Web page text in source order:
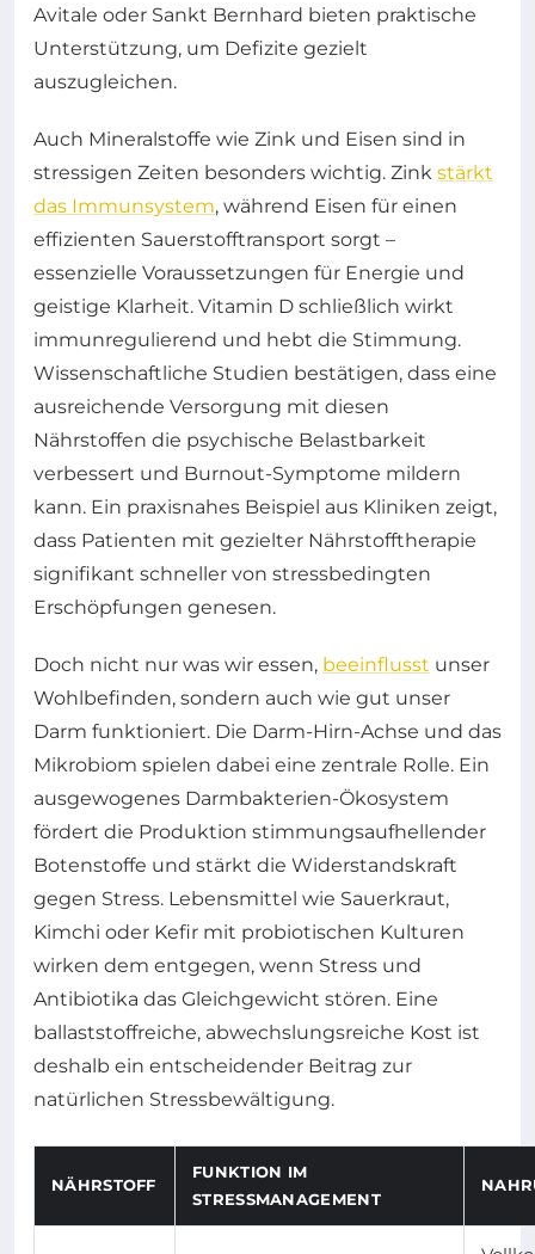
Avitale oder Sankt Bernhard bieten praktische
Unterstützung, um Defizite gezielt
auszugleichen.
Auch Mineralstoffe wie Zink und Eisen sind in
stressigen Zeiten besonders wichtig. Zink stärkt
das Immunsystem, während Eisen für einen
effizienten Sauerstofftransport sorgt –
essenzielle Voraussetzungen für Energie und
geistige Klarheit. Vitamin D schließlich wirkt
immunregulierend und hebt die Stimmung.
Wissenschaftliche Studien bestätigen, dass eine
ausreichende Versorgung mit diesen
Nährstoffen die psychische Belastbarkeit
verbessert und Burnout-Symptome mildern
kann. Ein praxisnahes Beispiel aus Kliniken zeigt,
dass Patienten mit gezielter Nährstofftherapie
signifikant schneller von stressbedingten
Erschöpfungen genesen.
Doch nicht nur was wir essen, beeinflusst unser
Wohlbefinden, sondern auch wie gut unser
Darm funktioniert. Die Darm-Hirn-Achse und das
Mikrobiom spielen dabei eine zentrale Rolle. Ein
ausgewogenes Darmbakterien-Ökosystem
fördert die Produktion stimmungsaufhellender
Botenstoffe und stärkt die Widerstandskraft
gegen Stress. Lebensmittel wie Sauerkraut,
Kimchi oder Kefir mit probiotischen Kulturen
wirken dem entgegen, wenn Stress und
Antibiotika das Gleichgewicht stören. Eine
ballaststoffreiche, abwechslungsreiche Kost ist
deshalb ein entscheidender Beitrag zur
natürlichen Stressbewältigung.
NÄHRSTOFF
FUNKTION IM
STRESSMANAGEMENT